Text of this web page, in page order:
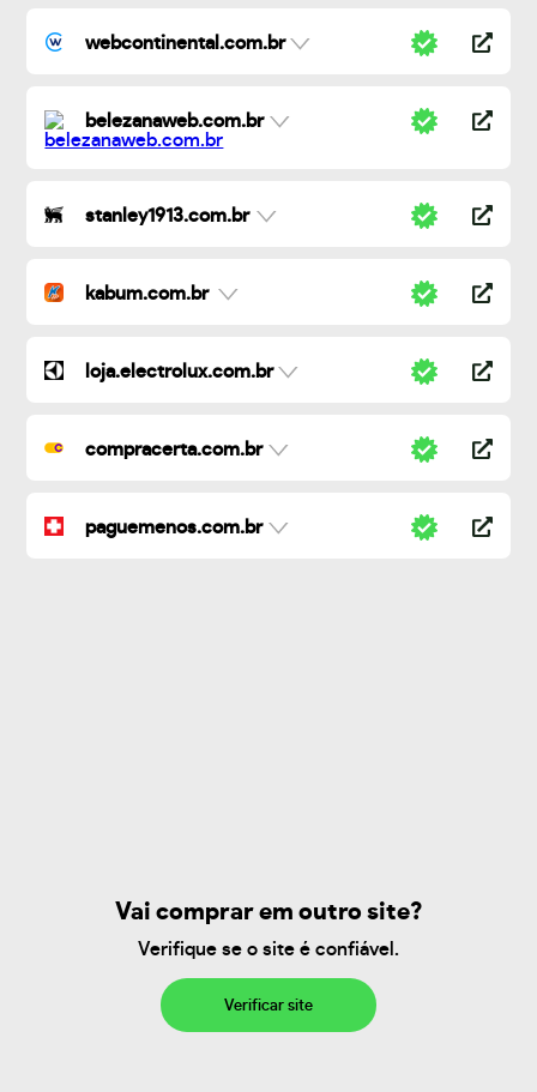
webcontinental.com.br
belezanaweb.com.br
stanley1913.com.br
kabum.com.br
loja.electrolux.com.br
compracerta.com.br
paguemenos.com.br
Vai comprar em outro site?
Verifique se o site é confiável.
Verificar site